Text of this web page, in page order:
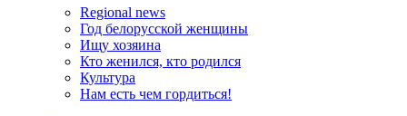
Regional news
Год белорусской женщины
Ищу хозяина
Кто женился, кто родился
Культура
Нам есть чем гордиться!